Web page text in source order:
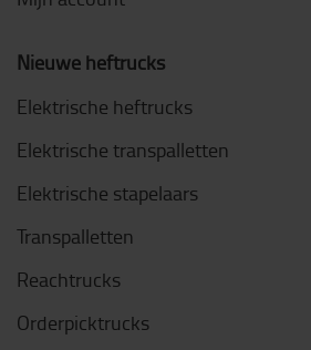
Nieuwe heftrucks
Elektrische heftrucks
Elektrische transpalletten
Elektrische stapelaars
Transpalletten
Reachtrucks
Orderpicktrucks